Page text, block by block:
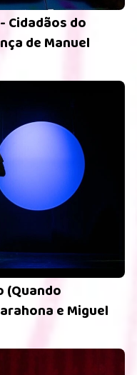
Cidadãos do
de Manuel
(Quando
e Miguel